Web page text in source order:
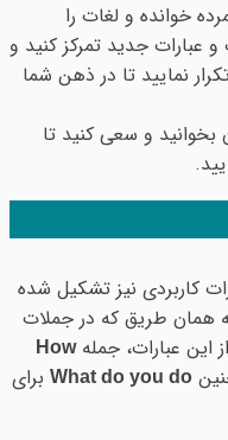
خوانده و لغات را
عبارات جدید تمرکز کنید و
نمایید تا در ذهن شما
بخوانید و سعی کنید تا
کاربردی نیز تشکیل شده
همان طریق که در جملات
این عبارات، جملهHow
What do you do برای